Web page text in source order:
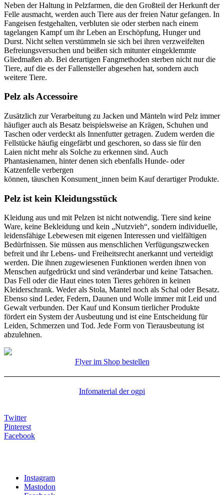
Neben der Haltung in Pelzfarmen, die den Großteil der Herkunft der
Felle ausmacht, werden auch Tiere aus der freien Natur gefangen. In
Fangeisen festgehalten, verbluten sie oder sterben nach einem
tagelangen Kampf um ihr Leben an Erschöpfung, Hunger und
Durst. Nicht selten verstümmeln sie sich bei ihren verzweifelten
Befreiungsversuchen und beißen sich mitunter eingeklemmte
Gliedmaßen ab. Bei derartigen Fangmethoden sterben nicht nur die
Tiere, auf die es der Fallensteller abgesehen hat, sondern auch
weitere Tiere.
Pelz als Accessoire
Zusätzlich zur Verarbeitung zu Jacken und Mänteln wird Pelz immer
häufiger auch als Besatz beispielsweise an Krägen, Schuhen und
Taschen oder verdeckt als Innenfutter getragen. Zudem werden die
Fellstücke häufig eingefärbt und geschoren, so dass sie für den
Laien nicht mehr als Solche zu erkennen sind. Auch
Phantasienamen, hinter denen sich ebenfalls Hunde- oder
Katzenfelle verbergen
können, täuschen Konsument_innen beim Kauf derartiger Produkte.
Pelz ist kein Kleidungsstück
Kleidung aus und mit Pelzen ist nicht notwendig. Tiere sind keine
Ware, keine Bekleidung und kein „Nutzvieh“, sondern individuelle,
leidensfähige Lebewesen mit eigenen Interessen und vielfältigen
Bedürfnissen. Sie müssen aus menschlichen Verfügungszwecken
befreit und ihr Lebens- und Freiheitsrecht anerkannt und verteidigt
werden. Die ihnen zugewiesenen Funktionen werden ihnen von
Menschen aufgedrückt und sind veränderbar und keine Tatsachen.
Das Fell oder die Haut eines toten Tieres gehören in keinen
Kleiderschrank. Weder als Stola, Mantel noch als Schal oder Besatz.
Ebenso sind Leder, Federn, Daunen und Wolle immer mit Leid und
Gewalt verbunden. Der Kauf und Konsum tierlicher Produkte
fördert ein System der Ausbeutung und ist eine Entscheidung für
Leiden, Schmerzen und Tod. Jede Form von Tierausbeutung ist
abzulehnen.
Flyer im Shop bestellen
Infomaterial der ogpi
Twitter
Pinterest
Facebook
Instagram
Mastodon